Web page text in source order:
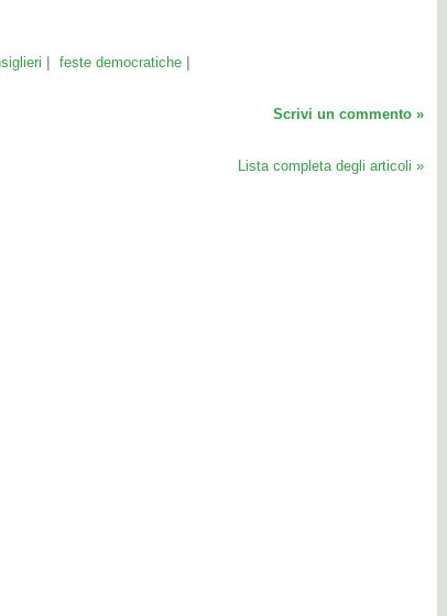
| feste democratiche |
Scrivi un commento »
Lista completa degli articoli »